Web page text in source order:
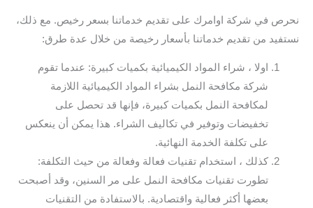
نحرص في شركة اوامرك على تقديم خدماتنا بسعر رخيص. مع ذلك،
نستفيد من تقديم خدماتنا بأسعار رخيصة من خلال عدة طرق:
اولا ، شراء المواد الكيميائية بكميات كبيرة: عندما تقوم
شركة مكافحة النمل بشراء المواد الكيميائية اللازمة
لمكافحة النمل بكميات كبيرة، فإنها قد تحصل على
تخفيضات وتوفير في تكاليف الشراء. هذا يمكن أن ينعكس
على تكلفة الخدمة النهائية.
كذلك ، استخدام تقنيات فعالة وفعالة من حيث التكلفة:
تطورت تقنيات مكافحة النمل على مر السنين، وقد أصبحت
بعضها أكثر فعالية واقتصادية. بالاستفادة من التقنيات